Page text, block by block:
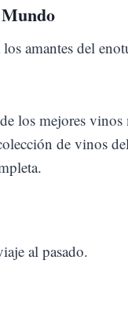
amantes del
los mejores vinos
de vinos
al pasado.